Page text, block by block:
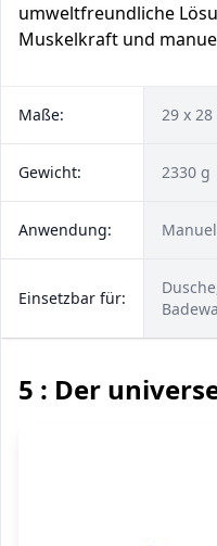
umweltfreundliche
Muskelkraft und
Maße: 29 x 28
Gewicht: 2330 g
Anwendung:
Einsetzbar für:
5 : Der